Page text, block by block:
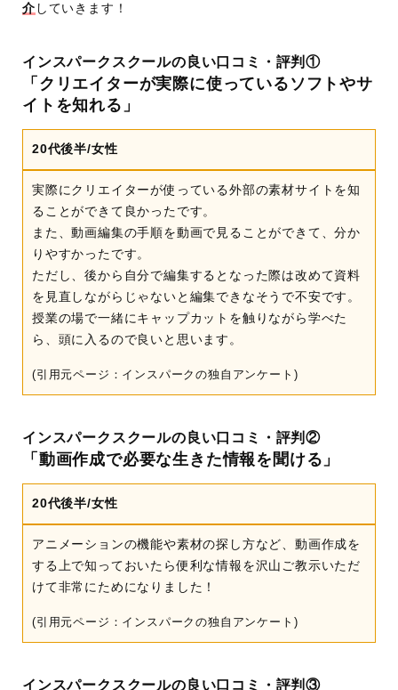
介 していきます！
インスパークスクールの良い口コミ・評判①
「クリエイターが実際に使っているソフトやサ
イトを知れる」
20代後半/女性
実際にクリエイターが使っている外部の素材サイトを知
ることができて良かったです。
また、動画編集の手順を動画で見ることができて、分か
りやすかったです。
ただし、後から自分で編集するとなった際は改めて資料
を見直しながらじゃないと編集できなそうで不安です。
授業の場で一緒にキャップカットを触りながら学べた
ら、頭に入るので良いと思います。
(引用元ページ：インスパークの独自アンケート)
インスパークスクールの良い口コミ・評判②
「動画作成で必要な生きた情報を聞ける」
20代後半/女性
アニメーションの機能や素材の探し方など、動画作成を
する上で知っておいたら便利な情報を沢山ご教示いただ
けて非常にためになりました！
(引用元ページ：インスパークの独自アンケート)
インスパークスクールの良い口コミ・評判③